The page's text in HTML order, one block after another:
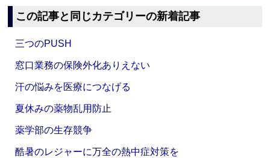
この記事と同じカテゴリーの新着記事
三つのPUSH
窓口業務の保険外化ありえない
汗の悩みを医療につなげる
夏休みの薬物乱用防止
薬学部の生存競争
酷暑のレジャーに万全の熱中症対策を